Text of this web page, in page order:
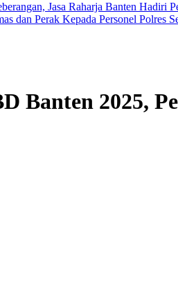
Jasa Raharja Banten Hadiri
Perak Kepada Personel Polres Serang
Banten 2025,